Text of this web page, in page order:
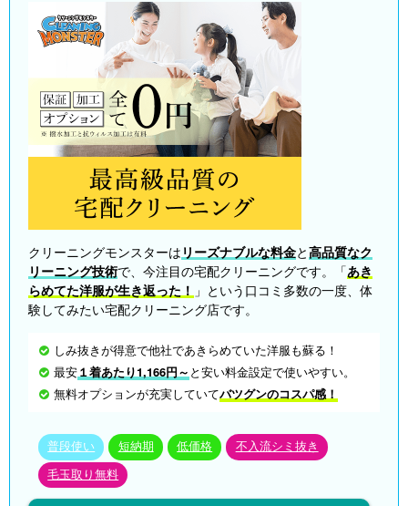
クリーニングモンスターは リーズナブルな料金と高品質なク
リーニング技術で、今注目の宅配クリーニングです。「あき
らめてた洋服が生き返った！
」という口コミ多数の一度、体
験してみたい宅配クリーニング店です。
しみ抜きが得意で他社であきらめていた洋服も蘇る！
最安１着あたり1,166円～ と安い料金設定で使いやすい。
無料オプションが充実していてバツグンのコスパ感！
普段使い 短納期 低価格 不入流シミ抜き
毛玉取り無料